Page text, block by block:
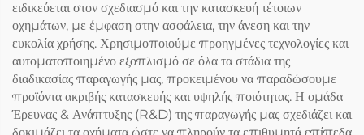
ειδικεύεται στον σχεδιασμό και την κατασκευή τέτοιων
οχημάτων, με έμφαση στην ασφάλεια, την άνεση και την
ευκολία χρήσης. Χρησιμοποιούμε προηγμένες τεχνολογίες και
αυτοματοποιημένο εξοπλισμό σε όλα τα στάδια της
διαδικασίας παραγωγής μας, προκειμένου να παραδώσουμε
προϊόντα ακριβής κατασκευής και υψηλής ποιότητας. Η ομάδα
Έρευνας & Ανάπτυξης (R&D) της παραγωγής μας σχεδιάζει και